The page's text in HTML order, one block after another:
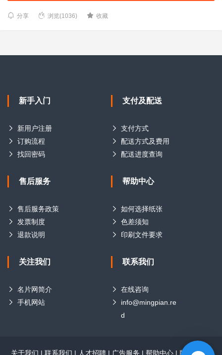
分享 浏览(1036) 收藏
新手入门
新用户注册
订购流程
找回密码
支付及配送
支付方式
配送方式及费用
配送进度查询
售后服务
售后服务政策
发票制度
退款说明
帮助中心
如何选择纸张
色差须知
印刷文件要求
关注我们
名片网简介
手机网站
联系我们
在线咨询
info@mingpian.re
d
关于我们 | 联系我们 | 人才招聘 | 广告服务 | 帮助中心 | 版权声明